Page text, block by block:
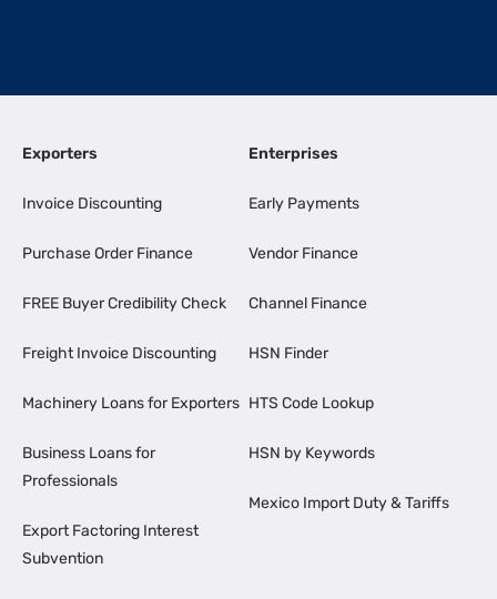
Exporters
Invoice Discounting
Purchase Order Finance
FREE Buyer Credibility Check
Freight Invoice Discounting
Machinery Loans for Exporters
Business Loans for
Professionals
Export Factoring Interest
Subvention
Enterprises
Early Payments
Vendor Finance
Channel Finance
HSN Finder
HTS Code Lookup
HSN by Keywords
Mexico Import Duty & Tariffs